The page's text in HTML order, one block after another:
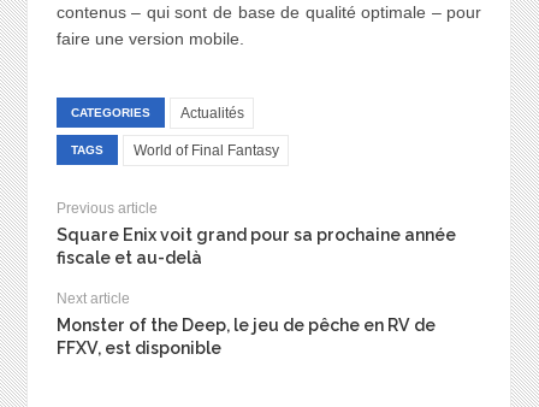
contenus – qui sont de base de qualité optimale – pour
faire une version mobile.
CATEGORIES Actualités
TAGS World of Final Fantasy
Previous article
Square Enix voit grand pour sa prochaine année
fiscale et au-delà
Next article
Monster of the Deep, le jeu de pêche en RV de
FFXV, est disponible